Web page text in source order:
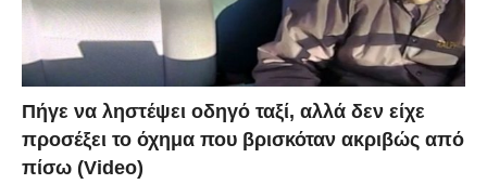
Πήγε να ληστέψει οδηγό ταξί, αλλά δεν είχε
προσέξει το όχημα που βρισκόταν ακριβώς από
πίσω (Video)